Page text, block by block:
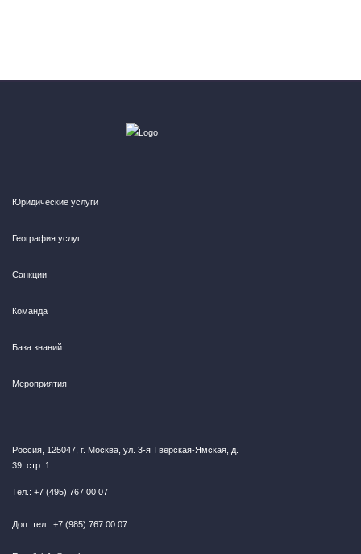
Юридические услуги
География услуг
Санкции
Команда
База знаний
Мероприятия
Россия, 125047, г. Москва, ул. 3-я Тверская-Ямская, д.
39, стр. 1
Тел.: +7 (495) 767 00 07
Доп. тел.: +7 (985) 767 00 07